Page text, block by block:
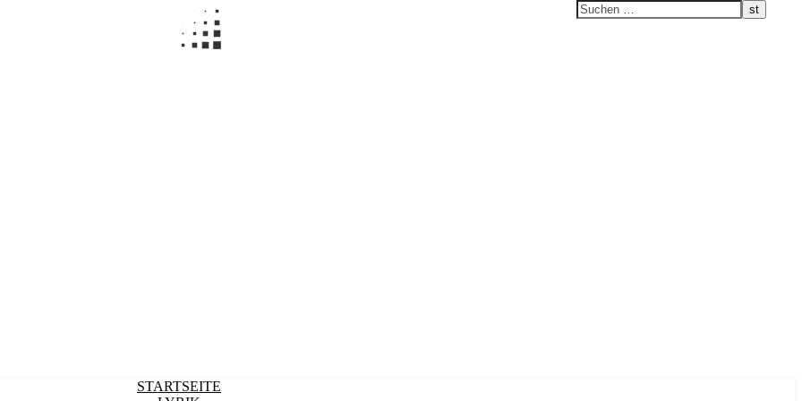
STARTSEITE